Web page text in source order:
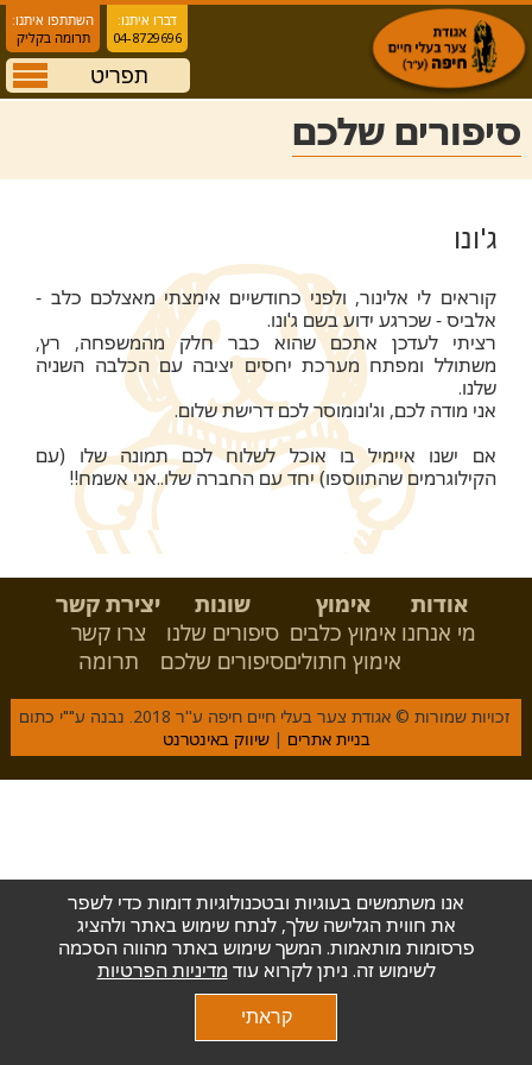
תפריט
דברו איתנו:
04-8729696
השתתפו איתנו:
תרומה בקליק
סיפורים שלכם
ג'ונו
קוראים לי אלינור, ולפני כחודשיים אימצתי מאצלכם כלב -
אלביס - שכרגע ידוע בשם ג'ונו.
רציתי לעדכן אתכם שהוא כבר חלק מהמשפחה, רץ,
משתולל ומפתח מערכת יחסים יציבה עם הכלבה השניה
שלנו.
אני מודה לכם, וג'ונומוסר לכם דרישת שלום.
אם ישנו איימיל בו אוכל לשלוח לכם תמונה שלו (עם
הקילוגרמים שהתווספו) יחד עם החברה שלו..אני אשמח!!
אודות
מי אנחנו
אימוץ
אימוץ כלבים
אימוץ חתולים
שונות
סיפורים שלנו
סיפורים שלכם
יצירת קשר
צרו קשר
תרומה
זכויות שמורות © אגודת צער בעלי חיים חיפה ע''ר 2018. נבנה ע""י כתום
בניית אתרים |שיווק באינטרנט
אנו משתמשים בעוגיות ובטכנולוגיות דומות כדי לשפר
את חווית הגלישה שלך, לנתח שימוש באתר ולהציג
פרסומות מותאמות. המשך שימוש באתר מהווה הסכמה
לשימוש זה. ניתן לקרוא עוד מדיניות הפרטיות
קראתי